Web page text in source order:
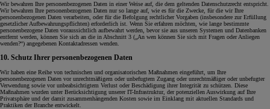
Wir bewahren Ihre personenbezogenen Daten in einer Weise auf, die dem geltenden Datenschutzrecht entspricht.
Wir bewahren Ihre personenbezogenen Daten nur so lange auf, wie es für die Zwecke, für die wir Ihre
personenbezogenen Daten verarbeiten, oder für die Befolgung rechtlicher Vorgaben (insbesondere zur Erfüllung
gesetzlicher Aufbewahrungspflichten) erforderlich ist. Wenn Sie erfahren möchten, wie lange bestimmte
personenbezogene Daten voraussichtlich aufbewahrt werden, bevor sie aus unseren Systemen und Datenbanken
entfernt werden, können Sie sich an die in Abschnitt 3 („An wen können Sie sich mit Fragen oder Anliegen
wenden?“) angegebenen Kontaktadressen wenden.
10. Schutz Ihrer personenbezogenen Daten
Wir haben eine Reihe von technischen und organisatorischen Maßnahmen eingeführt, um Ihre
personenbezogenen Daten vor unrechtmäßigem oder unbefugtem Zugang oder unrechtmäßiger oder unbefugter
Verwendung sowie vor unbeabsichtigtem Verlust oder Beschädigung ihrer Integrität zu schützen. Diese
Maßnahmen wurden unter Berücksichtigung unserer IT-Infrastruktur, der potenziellen Auswirkung auf Ihre
Privatsphäre und der damit zusammenhängenden Kosten sowie im Einklang mit aktuellen Standards und
Praktiken der Branche entwickelt.